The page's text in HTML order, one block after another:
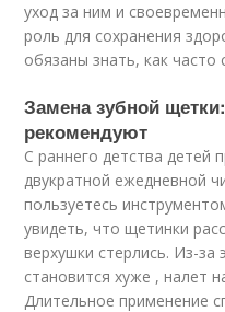
уход за ним и
роль для сохранения
обязаны знать, как
Замена зубной
рекомендуют
С раннего детства детей
двукратной ежедневной
пользуетесь
увидеть, что щетинки
верхушки стерлись. Из-за
становится хуже , налет
Длительное применение